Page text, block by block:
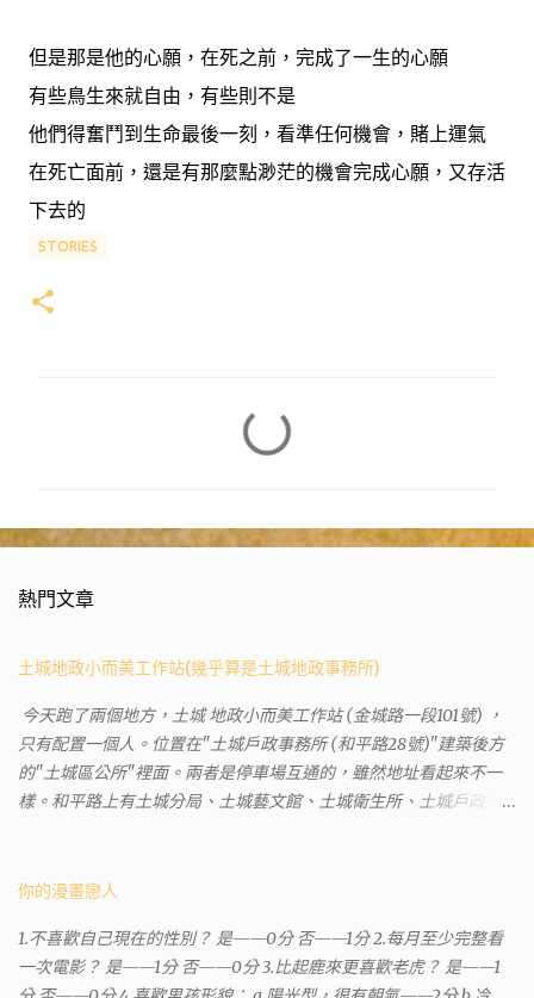
但是那是他的心願，在死之前，完成了一生的心願
有些鳥生來就自由，有些則不是
他們得奮鬥到生命最後一刻，看準任何機會，賭上運氣
在死亡面前，還是有那麼點渺茫的機會完成心願，又存活
下去的
STORIES
熱門文章
土城地政小而美工作站(幾乎算是土城地政事務所)
今天跑了兩個地方，土城 地政小而美工作站 (金城路一段101號) ，
只有配置一個人。位置在"土城戶政事務所 (和平路28號)"建築後方
的"土城區公所"裡面。兩者是停車場互通的，雖然地址看起來不一
樣。和平路上有土城分局、土城藝文館、土城衛生所、土城戶政事
沒有正式的地政事務所，只有地政小而美工作站 ，也已經能處理大
到以後還真嚇了一跳，這一看就有問題。要是我拿著那不被承認、
有問題的幽靈合約恐怕還調不到資源。但我不知道審判時法官會不
你的漫畫戀人
1.不喜歡自己現在的性別？ 是——0分 否——1分 2.每月至少完整看
一次電影？ 是——1分 否——0分 3.比起鹿來更喜歡老虎？ 是——1